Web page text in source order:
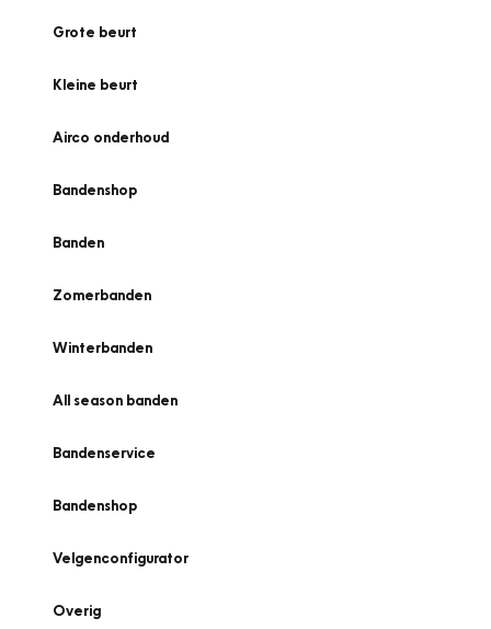
Grote beurt
Kleine beurt
Airco onderhoud
Bandenshop
Banden
Zomerbanden
Winterbanden
All season banden
Bandenservice
Bandenshop
Velgenconfigurator
Overig